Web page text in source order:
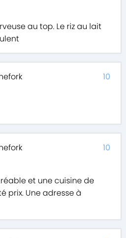
au top. Le riz au lait
10
et une cuisine de
prix. Une adresse à
10